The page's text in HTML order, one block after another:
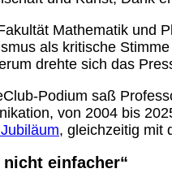
Mathematik und
als kritische
drehte sich das
Podium saß
von 2004 bis
, gleichzeitig mit
nicht einfacher“